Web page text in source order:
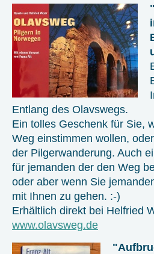
Entlang des Olavswegs.
Ein tolles Geschenk für Sie,
Weg einstimmen wollen,
der Pilgerwanderung. Auch
für jemanden der den Weg
oder aber wenn Sie
mit Ihnen zu gehen. :-)
Erhältlich direkt bei Helfried
www.olavsweg.de